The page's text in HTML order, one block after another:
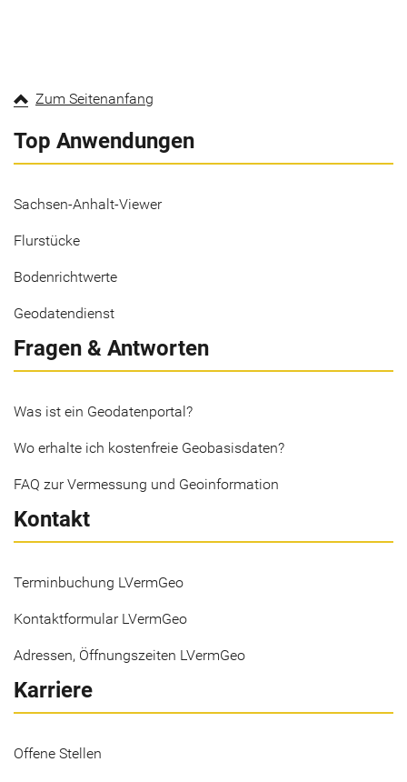
Zum Seitenanfang
Top Anwendungen
Sachsen-Anhalt-Viewer
Flurstücke
Bodenrichtwerte
Geodatendienst
Fragen & Antworten
Was ist ein Geodatenportal?
Wo erhalte ich kostenfreie Geobasisdaten?
FAQ zur Vermessung und Geoinformation
Kontakt
Terminbuchung LVermGeo
Kontaktformular LVermGeo
Adressen, Öffnungszeiten LVermGeo
Karriere
Offene Stellen